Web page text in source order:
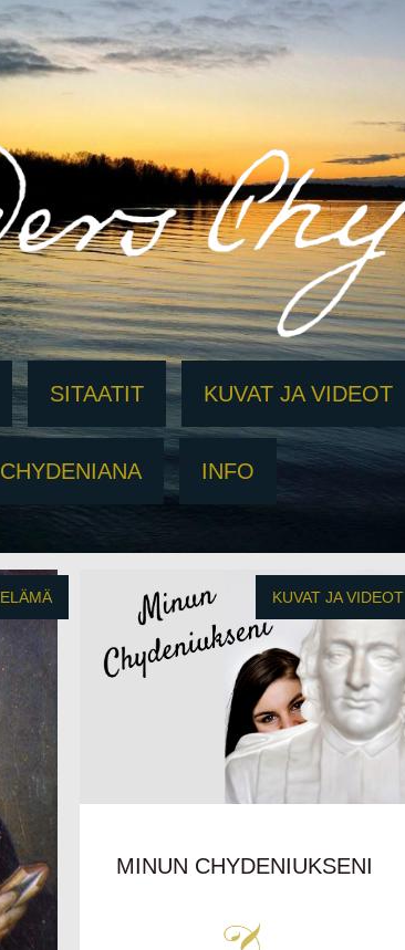
SITAATIT KUVAT JA VIDEOT
CHYDENIANA INFO
ELÄMÄ KUVAT JA VIDEOT
MINUN CHYDENIUKSENI